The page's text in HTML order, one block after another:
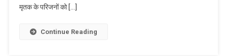
बिजली
मृतक के परिजनों को […]
Continue Reading